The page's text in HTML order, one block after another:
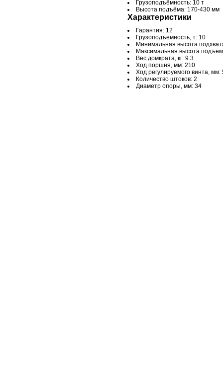
Грузоподъёмность: 10 т
Высота подъёма: 170-430 мм
Характеристики
Гарантия: 12
Грузоподъемность, т: 10
Минимальная высота
Максимальная высота
Вес домкрата, кг: 9.3
Ход поршня, мм: 210
Ход регулируемого винта, мм:
Количество штоков: 2
Диаметр опоры, мм: 34